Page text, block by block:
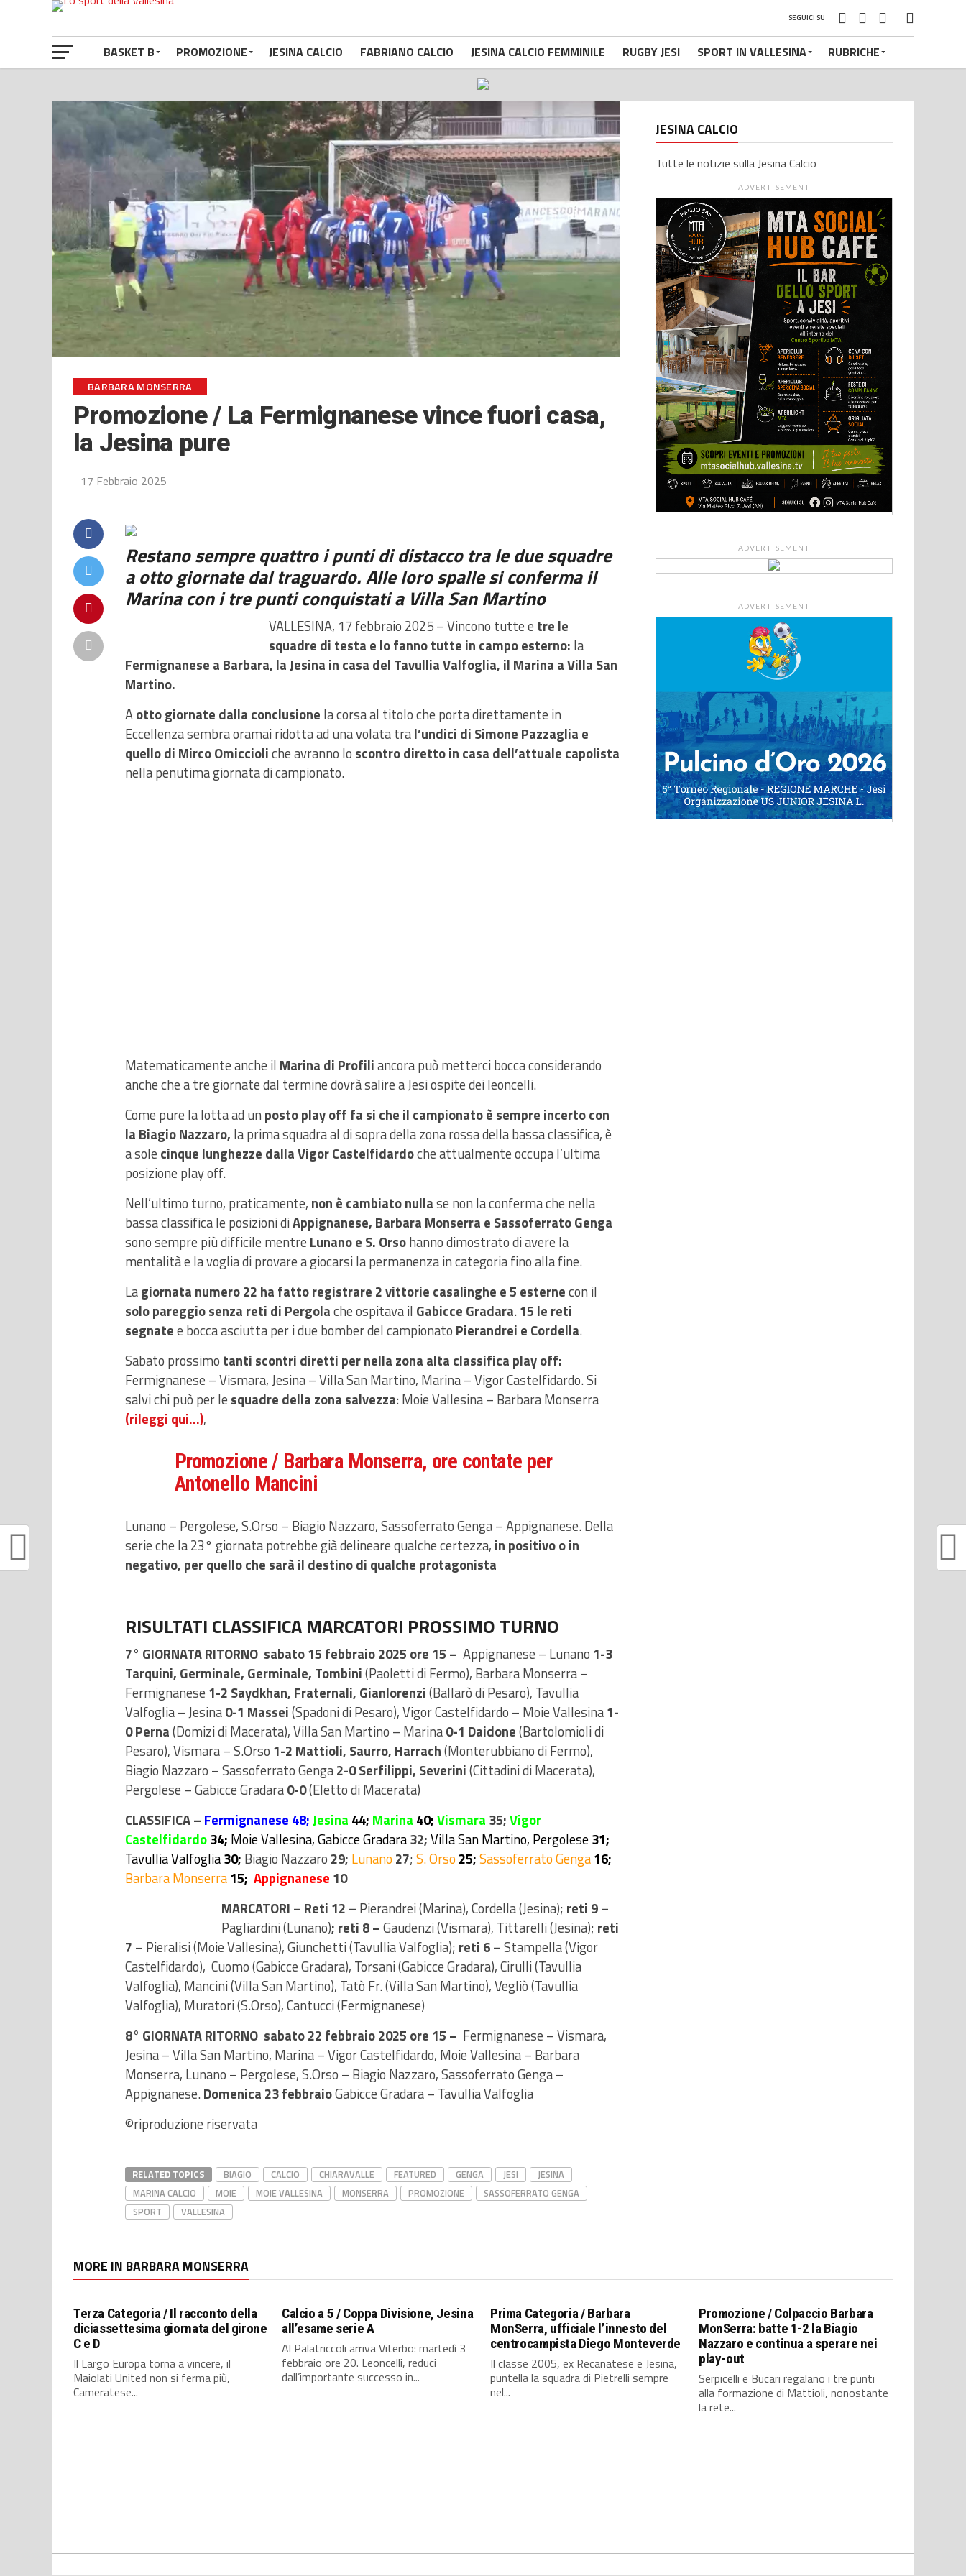
SEGUICI SU
BASKET B PROMOZIONE JESINA CALCIO FABRIANO CALCIO JESINA CALCIO FEMMINILE RUGBY JESI SPORT IN VALLESINA RUBRICHE
BARBARA MONSERRA
Promozione / La Fermignanese vince fuori casa,
la Jesina pure
17 Febbraio 2025
Restano sempre quattro i punti di distacco tra le due squadre
a otto giornate dal traguardo. Alle loro spalle si conferma il
Marina con i tre punti conquistati a Villa San Martino
VALLESINA, 17 febbraio 2025 – Vincono tutte e tre le
squadre di testa e lo fanno tutte in campo esterno: la
Fermignanese a Barbara, la Jesina in casa del Tavullia Valfoglia, il Marina a Villa San
Martino.
Aotto giornate dalla conclusione la corsa al titolo che porta direttamente in
Eccellenza sembra oramai ridotta ad una volata tral’undici di Simone Pazzaglia e
quello di Mirco Omiccioliche avranno lo scontro diretto in casa dell’attuale capolista
nella penutima giornata di campionato.
Matematicamente anche il Marina di Profiliancora può metterci bocca considerando
anche che a tre giornate dal termine dovrà salire a Jesi ospite dei leoncelli.
Come pure la lotta ad un posto play off fa si che il campionato è sempre incerto con
la Biagio Nazzaro, la prima squadra al di sopra della zona rossa della bassa classifica, è
a sole cinque lunghezze dalla Vigor Castelfidardoche attualmente occupa l’ultima
posizione play off.
Nell’ultimo turno, praticamente, non è cambiato nullase non la conferma che nella
bassa classifica le posizioni diAppignanese, Barbara Monserra e Sassoferrato Genga
sono sempre più difficile mentre Lunano e S. Orsohanno dimostrato di avere la
mentalità e la voglia di provare a giocarsi la permanenza in categoria fino alla fine.
Lagiornata numero 22 ha fatto registrare 2 vittorie casalinghe e 5 esternecon il
solo pareggio senza reti di Pergolache ospitava il Gabicce Gradara.15 le reti
segnatee bocca asciutta per i due bomber del campionato Pierandrei e Cordella.
Sabato prossimo tanti scontri diretti per nella zona alta classifica play off:
Fermignanese – Vismara, Jesina – Villa San Martino, Marina – Vigor Castelfidardo. Si
salvi chi può per le squadre della zona salvezza: Moie Vallesina – Barbara Monserra
(rileggi qui…),
Promozione / Barbara Monserra, ore contate per
Antonello Mancini
Lunano – Pergolese, S.Orso – Biagio Nazzaro, Sassoferrato Genga – Appignanese. Della
serie che la 23° giornata potrebbe già delineare qualche certezza, in positivo o in
negativo, per quello che sarà il destino di qualche protagonista
RISULTATI CLASSIFICA MARCATORI PROSSIMO TURNO
7° GIORNATA RITORNO sabato 15 febbraio 2025 ore 15 – Appignanese – Lunano 1-3
Tarquini, Germinale, Germinale, Tombini(Paoletti di Fermo), Barbara Monserra –
Fermignanese 1-2 Saydkhan, Fraternali, Gianlorenzi(Ballarò di Pesaro), Tavullia
Valfoglia – Jesina0-1 Massei(Spadoni di Pesaro), Vigor Castelfidardo – Moie Vallesina1-
0 Perna(Domizi di Macerata), Villa San Martino – Marina0-1 Daidone(Bartolomioli di
Pesaro), Vismara – S.Orso 1-2 Mattioli, Saurro, Harrach(Monterubbiano di Fermo),
Biagio Nazzaro – Sassoferrato Genga2-0 Serfilippi, Severini(Cittadini di Macerata),
Pergolese – Gabicce Gradara0-0(Eletto di Macerata)
CLASSIFICA – Fermignanese 48;Jesina 44; Marina 40;Vismara 35;Vigor
Castelfidardo34; Moie Vallesina, Gabicce Gradara32;Villa San Martino, Pergolese31;
Tavullia Valfoglia30; Biagio Nazzaro 29; Lunano 27;S. Orso 25;Sassoferrato Genga16;
Barbara Monserra15; Appignanese 10
MARCATORI – Reti 12 – Pierandrei (Marina), Cordella (Jesina); reti 9 –
Pagliardini (Lunano); reti 8 –Gaudenzi (Vismara), Tittarelli (Jesina); reti
7 – Pieralisi (Moie Vallesina), Giunchetti (Tavullia Valfoglia); reti 6 –Stampella (Vigor
Castelfidardo), Cuomo (Gabicce Gradara), Torsani (Gabicce Gradara), Cirulli (Tavullia
Valfoglia), Mancini (Villa San Martino), Tatò Fr. (Villa San Martino), Vegliò (Tavullia
Valfoglia), Muratori (S.Orso), Cantucci (Fermignanese)
8° GIORNATA RITORNO sabato 22 febbraio 2025 ore 15 – Fermignanese – Vismara,
Jesina – Villa San Martino, Marina – Vigor Castelfidardo, Moie Vallesina – Barbara
Monserra, Lunano – Pergolese, S.Orso – Biagio Nazzaro, Sassoferrato Genga –
Appignanese.Domenica 23 febbraioGabicce Gradara – Tavullia Valfoglia
©riproduzione riservata
RELATED TOPICS BIAGIO CALCIO CHIARAVALLE FEATURED GENGA JESI
JESINA
MARINA CALCIO
MOIE MOIE VALLESINA MONSERRA PROMOZIONE
SASSOFERRATO GENGA
SPORT
VALLESINA
JESINA CALCIO
Tutte le notizie sulla Jesina Calcio
ADVERTISEMENT
ADVERTISEMENT
ADVERTISEMENT
MORE IN BARBARA MONSERRA
Terza Categoria / Il racconto della
diciassettesima giornata del girone
C e D
Il Largo Europa torna a vincere, il
Maiolati United non si ferma più,
Cameratese...
Calcio a 5 / Coppa Divisione, Jesina
all’esame serie A
Al Palatriccoli arriva Viterbo: martedì 3
febbraio ore 20. Leoncelli, reduci
dall’importante successo in...
Prima Categoria / Barbara
MonSerra, ufficiale l’innesto del
centrocampista Diego Monteverde
Il classe 2005, ex Recanatese e Jesina,
puntella la squadra di Pietrelli sempre
nel...
Promozione / Colpaccio Barbara
MonSerra: batte 1-2 la Biagio
Nazzaro e continua a sperare nei
play-out
Serpicelli e Bucari regalano i tre punti
alla formazione di Mattioli, nonostante
la rete...